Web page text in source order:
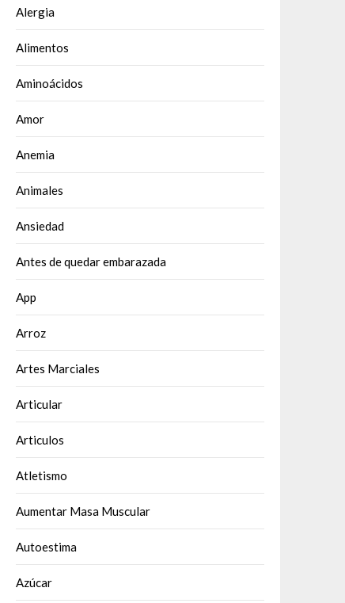
Alergia
Alimentos
Aminoácidos
Amor
Anemia
Animales
Ansiedad
Antes de quedar embarazada
App
Arroz
Artes Marciales
Articular
Articulos
Atletismo
Aumentar Masa Muscular
Autoestima
Azúcar